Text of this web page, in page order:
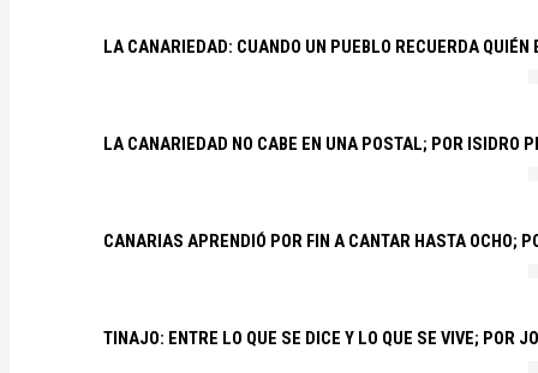
LA CANARIEDAD: CUANDO UN PUEBLO RECUERDA QUIÉN
LA CANARIEDAD NO CABE EN UNA POSTAL; POR ISIDRO
CANARIAS APRENDIÓ POR FIN A CANTAR HASTA OCHO;
TINAJO: ENTRE LO QUE SE DICE Y LO QUE SE VIVE; POR